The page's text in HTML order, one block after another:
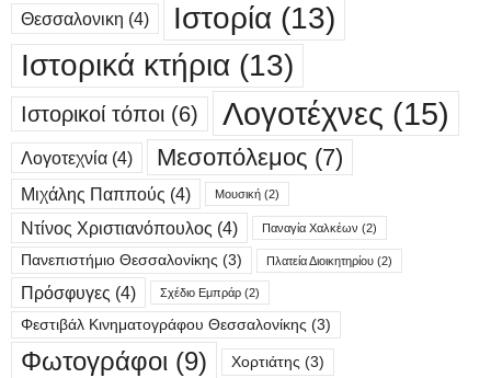
Θεσσαλονικη (4) Ιστορία (13)
Ιστορικά κτήρια (13)
Ιστορικοί τόποι (6) Λογοτέχνες (15)
Λογοτεχνία (4) Μεσοπόλεμος (7)
Μιχάλης Παππούς (4) Μουσική (2)
Ντίνος Χριστιανόπουλος (4) Παναγία Χαλκέων (2)
Πανεπιστήμιο Θεσσαλονίκης (3) Πλατεία Διοικητηρίου (2)
Πρόσφυγες (4) Σχέδιο Εμπράρ (2)
Φεστιβάλ Κινηματογράφου Θεσσαλονίκης (3)
Φωτογράφοι (9) Χορτιάτης (3)